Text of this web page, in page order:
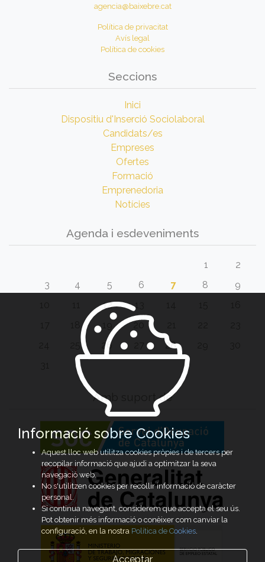
agencia@baixebre.cat
Política de privacitat
Avís legal
Política de cookies
Seccions
Inici
Dispositiu d'Inserció Sociolaboral
Candidats/es
Empreses
Ofertes
Formació
Emprenedoria
Notícies
Agenda i esdeveniments
1
2
3
4 5 6 7 8
9
12 13
20
26 28
Amb suport de
Informació sobre Cookies
Aquest lloc web utilitza cookies pròpies i de tercers per
recopilar informació que ajudi a optimitzar la seva
navegació web.
No s'utilitzen cookies per recollir informació de caràcter
personal.
Si continua navegant, considerem que accepta el seu ús.
Pot obtenir més informació o conèixer com canviar la
configuració, en la nostra Política de Cookies.
Acceptar